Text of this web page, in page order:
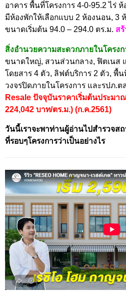
อาคาร พื้นที่โครงการ 4-0-95.2 ไร่
มีห้องพักให้เลือกแบบ 2 ห้องนอน, 3
ขนาดเริ่มต้น 94.0 – 294.0 ตร.ม. ส
สิ่งอำนวยความสะดวกภายในโครงก
ขนาดใหญ่, สวนส่วนกลาง, ฟิตเนส
โดยสาร 4 ตัว, ลิฟต์บริการ 2 ตัว, พื้น
วงจรปิดภายในโครงการ และรปภ.ต
Resale ปัจจุบันราคาเริ่มต้นประมา
224,042 บาท/ตร.ม.) (ก.ค.2561)
วันนี้เราจะพาท่านผู้อ่านไปสำรวจส
ที่รอบๆโครงการว่าเป็นอย่างไร